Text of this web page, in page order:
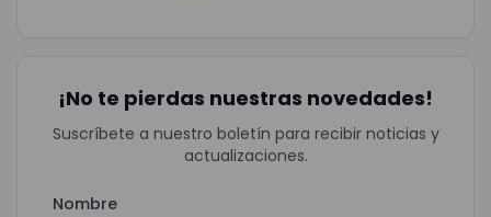
¡No te pierdas nuestras novedades!
Suscríbete a nuestro boletín para recibir noticias y
actualizaciones.
Nombre